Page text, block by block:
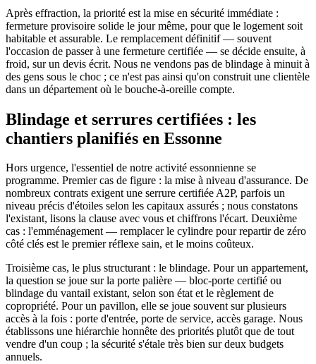
Après effraction, la priorité est la mise en sécurité immédiate :
fermeture provisoire solide le jour même, pour que le logement soit
habitable et assurable. Le remplacement définitif — souvent
l'occasion de passer à une fermeture certifiée — se décide ensuite, à
froid, sur un devis écrit. Nous ne vendons pas de blindage à minuit à
des gens sous le choc ; ce n'est pas ainsi qu'on construit une clientèle
dans un département où le bouche-à-oreille compte.
Blindage et serrures certifiées : les
chantiers planifiés en Essonne
Hors urgence, l'essentiel de notre activité essonnienne se
programme. Premier cas de figure : la mise à niveau d'assurance. De
nombreux contrats exigent une serrure certifiée A2P, parfois un
niveau précis d'étoiles selon les capitaux assurés ; nous constatons
l'existant, lisons la clause avec vous et chiffrons l'écart. Deuxième
cas : l'emménagement — remplacer le cylindre pour repartir de zéro
côté clés est le premier réflexe sain, et le moins coûteux.
Troisième cas, le plus structurant : le blindage. Pour un appartement,
la question se joue sur la porte palière — bloc-porte certifié ou
blindage du vantail existant, selon son état et le règlement de
copropriété. Pour un pavillon, elle se joue souvent sur plusieurs
accès à la fois : porte d'entrée, porte de service, accès garage. Nous
établissons une hiérarchie honnête des priorités plutôt que de tout
vendre d'un coup ; la sécurité s'étale très bien sur deux budgets
annuels.